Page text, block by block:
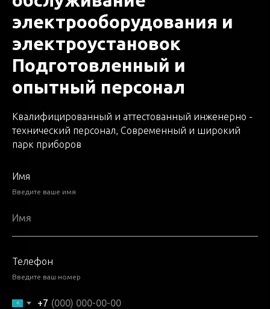
электрооборудования и
электроустановок
Подготовленный и
опытный персонал
Квалифицированный и аттестованный инженерно -
технический персонал, Современный и широкий
парк приборов
Имя
Введите ваше имя
Телефон
Введите ваш номер
+7
Оставьте заявку и получите
бесплатную консультацию!
Оставьте свои контакты
Введите ваше имя
Введите Ваш номер телефона
ИЛ ТОО Сенім Trade LTD ваш надежный партнер!